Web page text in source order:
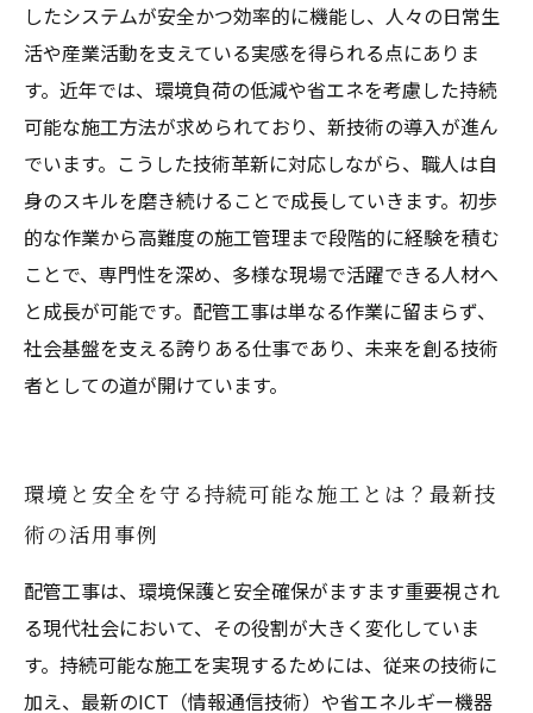
したシステムが安全かつ効率的に機能し、人々の日常生
活や産業活動を支えている実感を得られる点にありま
す。近年では、環境負荷の低減や省エネを考慮した持続
可能な施工方法が求められており、新技術の導入が進ん
でいます。こうした技術革新に対応しながら、職人は自
身のスキルを磨き続けることで成長していきます。初歩
的な作業から高難度の施工管理まで段階的に経験を積む
ことで、専門性を深め、多様な現場で活躍できる人材へ
と成長が可能です。配管工事は単なる作業に留まらず、
社会基盤を支える誇りある仕事であり、未来を創る技術
者としての道が開けています。
環境と安全を守る持続可能な施工とは？最新技
術の活用事例
配管工事は、環境保護と安全確保がますます重要視され
る現代社会において、その役割が大きく変化していま
す。持続可能な施工を実現するためには、従来の技術に
加え、最新のICT（情報通信技術）や省エネルギー機器